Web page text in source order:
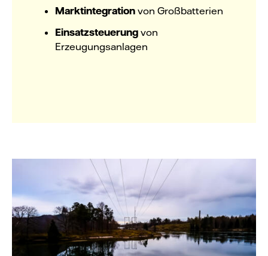
Marktintegration von Großbatterien
Einsatzsteuerung von
Erzeugungsanlagen